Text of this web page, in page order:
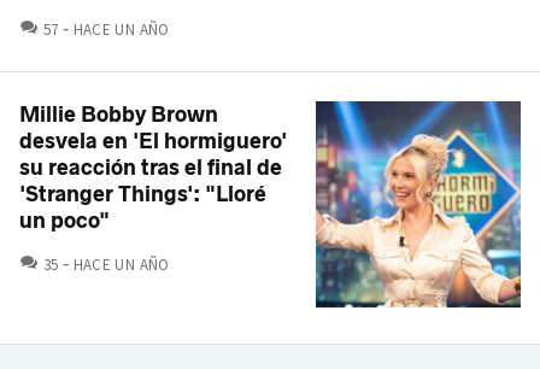
57 COMENTARIOS
HACE UN AÑO
Millie Bobby Brown
desvela en 'El hormiguero'
su reacción tras el final de
'Stranger Things': "Lloré
un poco"
35 COMENTARIOS
HACE UN AÑO